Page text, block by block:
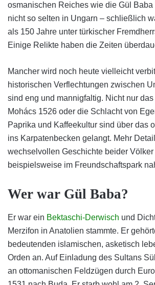
osmanischen Reiches wie die Gül
nicht so selten in Ungarn – schließlich
als 150 Jahre unter türkischer
Einige Relikte haben die Zeiten
Mancher wird noch heute vielleicht
historischen Verflechtungen zwischen
sind eng und mannigfaltig. Nicht nur das
Mohács 1526 oder die Schlacht von
Paprika und Kaffeekultur sind über das
ins Karpatenbecken gelangt. Mehr
wechselvollen Geschichte beider Völker
beispielsweise im Freundschaftspark
Wer war Gül Baba?
Er war ein Bektaschi-Derwisch und
Merzifon in Anatolien stammte. Er
bedeutenden islamischen, asketisch
Orden an. Auf Einladung des Sultans
an ottomanischen Feldzügen durch